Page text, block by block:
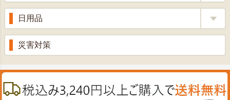
滋養強壮
消炎鎮痛剤
肌・皮膚のお薬
絆創膏
プロポリス
プラセンタ
肝油
鉄
甘酒
健康ドリンク
生姜
丼の素
のど飴
うどん・そば
喜多方ラーメン
美容品
スキンクリーム＆美容パック
ウオッシュ＆ソープ
日用品
入浴剤
災害対策